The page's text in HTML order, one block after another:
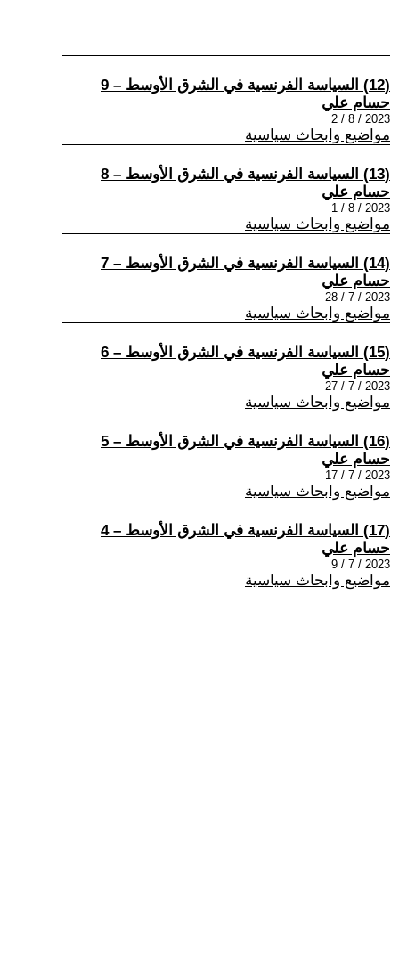
(12) السياسة الفرنسية في الشرق الأوسط – 9
حسام علي
2023 / 8 / 2
مواضيع وابحاث سياسية
(13) السياسة الفرنسية في الشرق الأوسط – 8
حسام علي
2023 / 8 / 1
مواضيع وابحاث سياسية
(14) السياسة الفرنسية في الشرق الأوسط – 7
حسام علي
2023 / 7 / 28
مواضيع وابحاث سياسية
(15) السياسة الفرنسية في الشرق الأوسط – 6
حسام علي
2023 / 7 / 27
مواضيع وابحاث سياسية
(16) السياسة الفرنسية في الشرق الأوسط – 5
حسام علي
2023 / 7 / 17
مواضيع وابحاث سياسية
(17) السياسة الفرنسية في الشرق الأوسط – 4
حسام علي
2023 / 7 / 9
مواضيع وابحاث سياسية